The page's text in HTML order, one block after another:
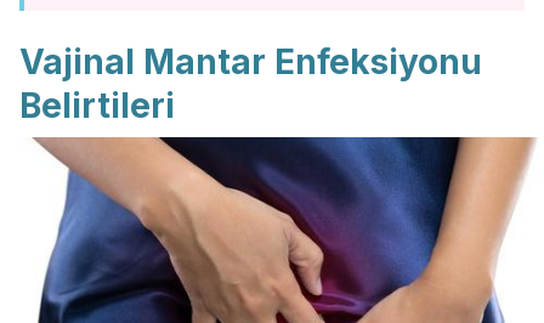
Vajinal Mantar Enfeksiyonu
Belirtileri